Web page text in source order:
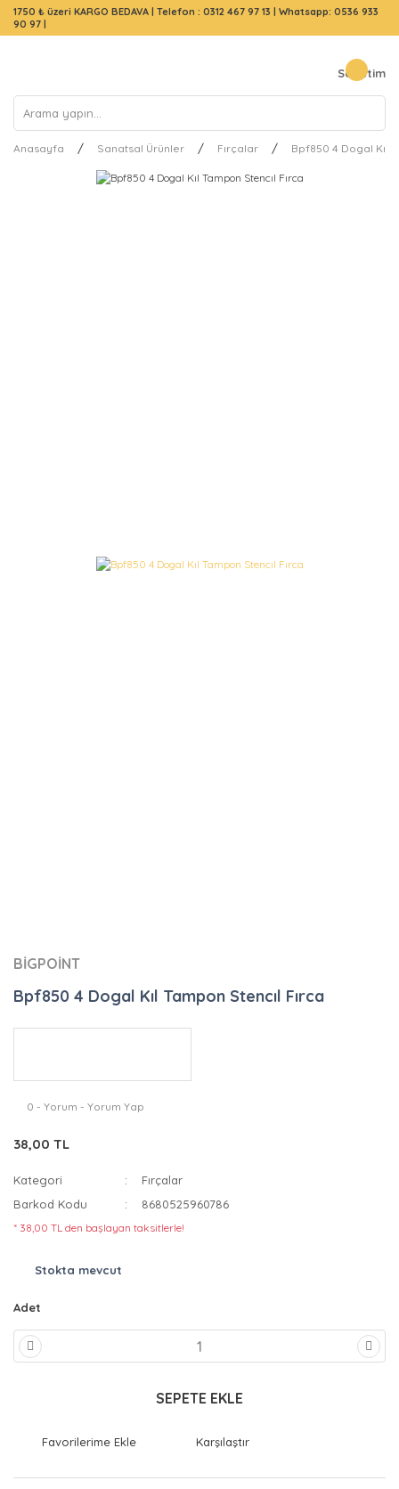
1750 ₺ üzeri KARGO BEDAVA | Telefon : 0312 467 97 13 | Whatsapp: 0536 933
90 97 |
Sepetim
Anasayfa Sanatsal Ürünler Fırçalar Bpf850 4 Dogal Kıl
BİGPOİNT
Bpf850 4 Dogal Kıl Tampon Stencıl Fırca
0 - Yorum - Yorum Yap
38,00 TL
Kategori
Fırçalar
Barkod Kodu
8680525960786
* 38,00 TL den başlayan taksitlerle!
Stokta mevcut
Adet
SEPETE EKLE
Karşılaştır